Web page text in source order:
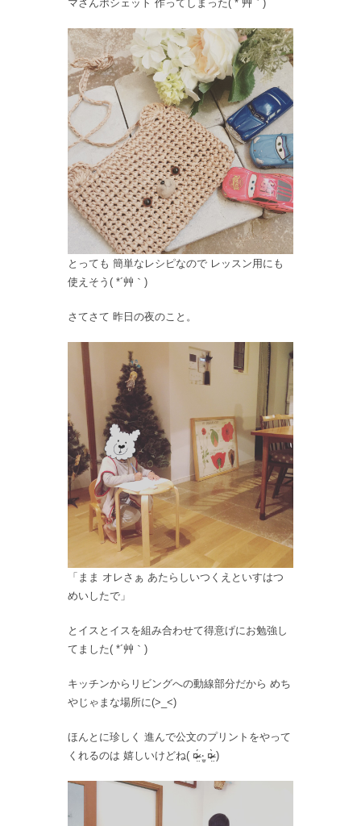
マさんポシェット 作ってしまった( *´艸｀)
とっても 簡単なレシピなので レッスン用にも
使えそう( *´艸｀)
さてさて 昨日の夜のこと。
「まま オレさぁ あたらしいつくえといすはつ
めいしたで」
とイスとイスを組み合わせて得意げにお勉強し
てました( *´艸｀)
キッチンからリビングへの動線部分だから めち
やじゃまな場所に(>_<)
ほんとに珍しく 進んで公文のプリントをやって
くれるのは 嬉しいけどね( ¤̴̶̷̤́ ‧̫̮ ¤̴̶̷̤̀ )